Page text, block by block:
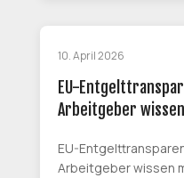
10. April 2026
EU-
Arbeitgeber
EU-
Arbeitgeber wissen